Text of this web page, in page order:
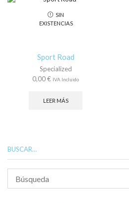
SIN
EXISTENCIAS
Sport Road
Specialized
0,00€ IVA Incluido
LEER MÁS
BUSCAR…